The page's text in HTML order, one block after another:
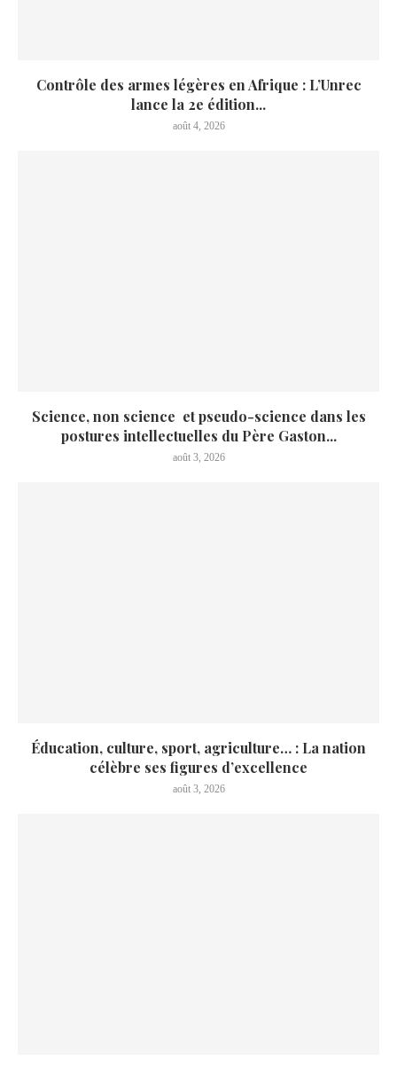
Contrôle des armes légères en Afrique : L’Unrec
lance la 2e édition...
août 4, 2026
Science, non science et pseudo-science dans les
postures intellectuelles du Père Gaston...
août 3, 2026
Éducation, culture, sport, agriculture… : La nation
célèbre ses figures d’excellence
août 3, 2026